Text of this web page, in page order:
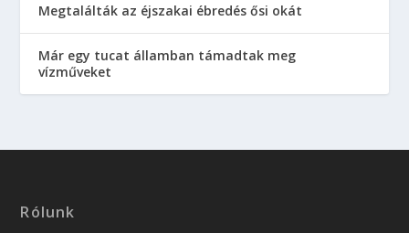
Megtalálták az éjszakai ébredés ősi okát
Már egy tucat államban támadtak meg
vízműveket
Rólunk